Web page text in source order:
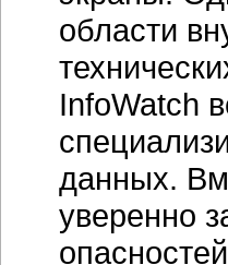
области
InfoWatch
данных.
уверенно